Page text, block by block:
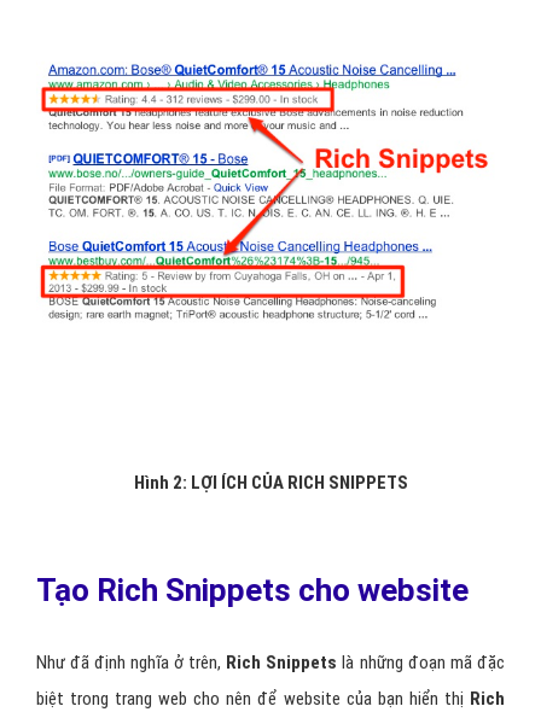
Hình 2: LỢI ÍCH CỦA RICH SNIPPETS
Tạo Rich Snippets cho website
Như đã định nghĩa ở trên, Rich Snippets là những đoạn mã đặc
biệt trong trang web cho nên để website của bạn hiển thị Rich